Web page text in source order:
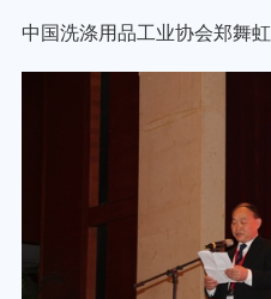
中国洗涤用品工业协会郑舞